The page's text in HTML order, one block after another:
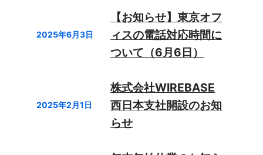
2025年6月3日
【お知らせ】東京オフ
ィスの電話対応時間に
ついて（6月6日）
2025年2月1日
株式会社WIREBASE
西日本支社開設のお知
らせ